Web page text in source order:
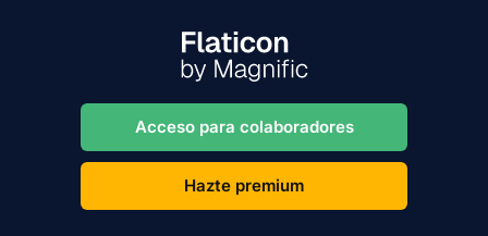
Acceso para colaboradores
Hazte premium